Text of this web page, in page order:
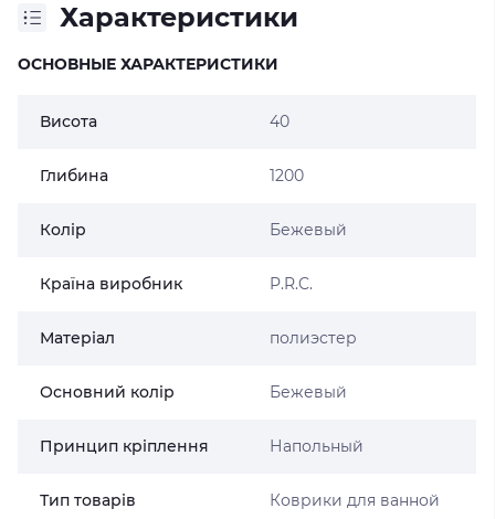
Характеристики
ОСНОВНЫЕ ХАРАКТЕРИСТИКИ
Висота 40
Глибина 1200
Колір Бежевый
Країна виробник P.R.C.
Матеріал полиэстер
Основний колір Бежевый
Принцип кріплення Напольный
Тип товарів Коврики для ванной